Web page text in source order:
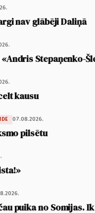
nav glābēji Daliņā
Stepaņenko-
kausu
07.08.2026.
pilsētu
puika no Somijas.